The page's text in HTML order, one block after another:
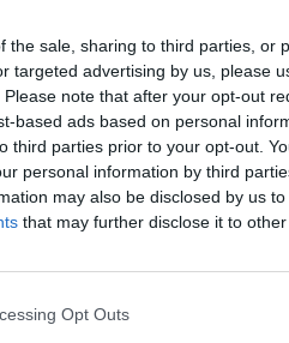
the sale, sharing to third parties, or
targeted advertising by us, please
note that after your opt-out
based ads based on personal
third parties prior to your opt-out.
personal information by third
may also be disclosed by us
that may further disclose it to other
Opt Outs